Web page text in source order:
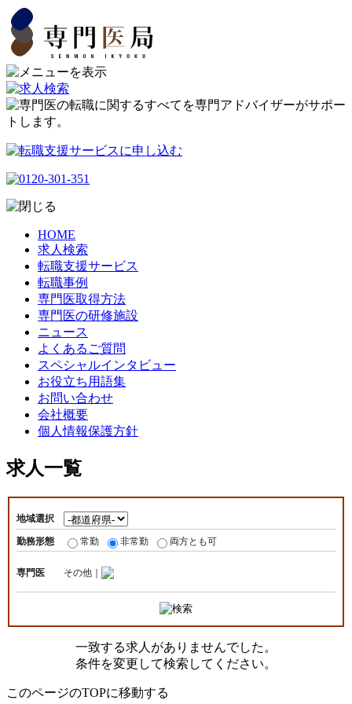
HOME
求人検索
転職支援サービス
転職事例
専門医取得方法
専門医の研修施設
ニュース
よくあるご質問
スペシャルインタビュー
お役立ち用語集
お問い合わせ
会社概要
個人情報保護方針
求人一覧
地域選択
勤務形態 常勤 非常勤 両方とも可
専門医 その他｜
一致する求人がありませんでした。
条件を変更して検索してください。
このページのTOPに移動する